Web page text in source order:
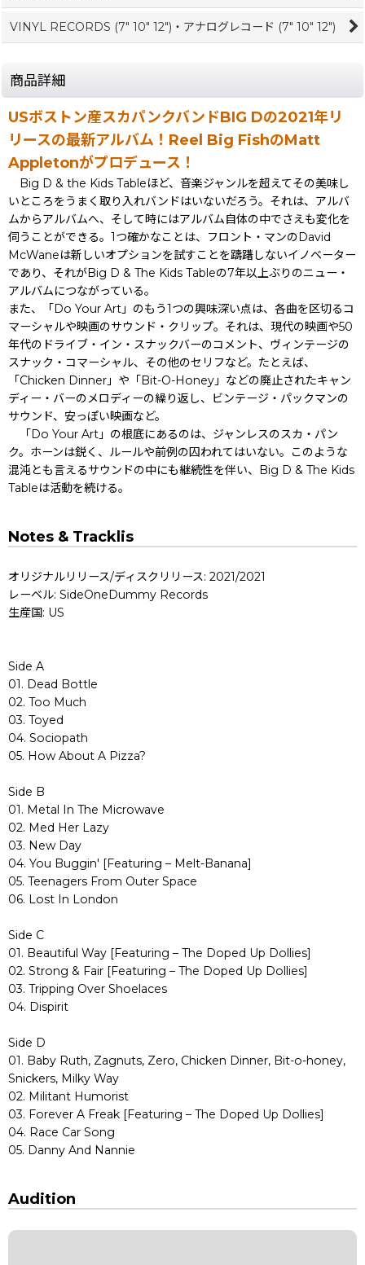
VINYL RECORDS (7" 10" 12")・アナログレコード (7" 10" 12")
商品詳細
USボストン産スカパンクバンドBIG Dの2021年リ
リースの最新アルバム！Reel Big FishのMatt
Appletonがプロデュース！
Big D & the Kids Tableほど、音楽ジャンルを超えてその美味し
いところをうまく取り入れバンドはいないだろう。それは、アルバ
ムからアルバムへ、そして時にはアルバム自体の中でさえも変化を
伺うことができる。1つ確かなことは、フロント・マンのDavid
McWaneは新しいオプションを試すことを躊躇しないイノベーター
であり、それがBig D & The Kids Tableの7年以上ぶりのニュー・
アルバムにつながっている。
また、「Do Your Art」のもう1つの興味深い点は、各曲を区切るコ
マーシャルや映画のサウンド・クリップ。それは、現代の映画や50
年代のドライブ・イン・スナックバーのコメント、ヴィンテージの
スナック・コマーシャル、その他のセリフなど。たとえば、
「Chicken Dinner」や「Bit-O-Honey」などの廃止されたキャン
ディー・バーのメロディーの繰り返し、ビンテージ・パックマンの
サウンド、安っぽい映画など。
「Do Your Art」の根底にあるのは、ジャンレスのスカ・パン
ク。ホーンは鋭く、ルールや前例の囚われてはいない。このような
混沌とも言えるサウンドの中にも継続性を伴い、Big D & The Kids
Tableは活動を続ける。
Notes & Tracklis
オリジナルリリース/ディスクリリース: 2021/2021
レーベル: SideOneDummy Records
生産国: US
Side A
01. Dead Bottle
02. Too Much
03. Toyed
04. Sociopath
05. How About A Pizza?
Side B
01. Metal In The Microwave
02. Med Her Lazy
03. New Day
04. You Buggin' [Featuring – Melt-Banana]
05. Teenagers From Outer Space
06. Lost In London
Side C
01. Beautiful Way [Featuring – The Doped Up Dollies]
02. Strong & Fair [Featuring – The Doped Up Dollies]
03. Tripping Over Shoelaces
04. Dispirit
Side D
01. Baby Ruth, Zagnuts, Zero, Chicken Dinner, Bit-o-honey,
Snickers, Milky Way
02. Militant Humorist
03. Forever A Freak [Featuring – The Doped Up Dollies]
04. Race Car Song
05. Danny And Nannie
Audition